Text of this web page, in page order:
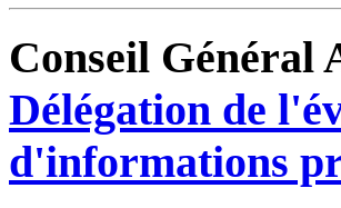
Conseil Général
Délégation de
d'informations